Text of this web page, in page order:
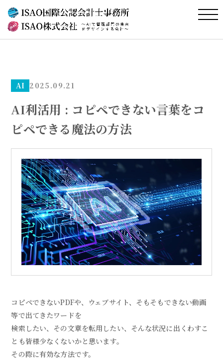
AI 2025.09.21
AI利活用 : コピペできない言葉をコ
ピペできる魔法の方法
コピペできないPDFや、ウェブサイト、そもそもできない動画
等で出てきたワードを
検索したい、その文章を転用したい、そんな状況に出くわすこ
とも皆様少なくないかと思います。
その際に有効な方法です。